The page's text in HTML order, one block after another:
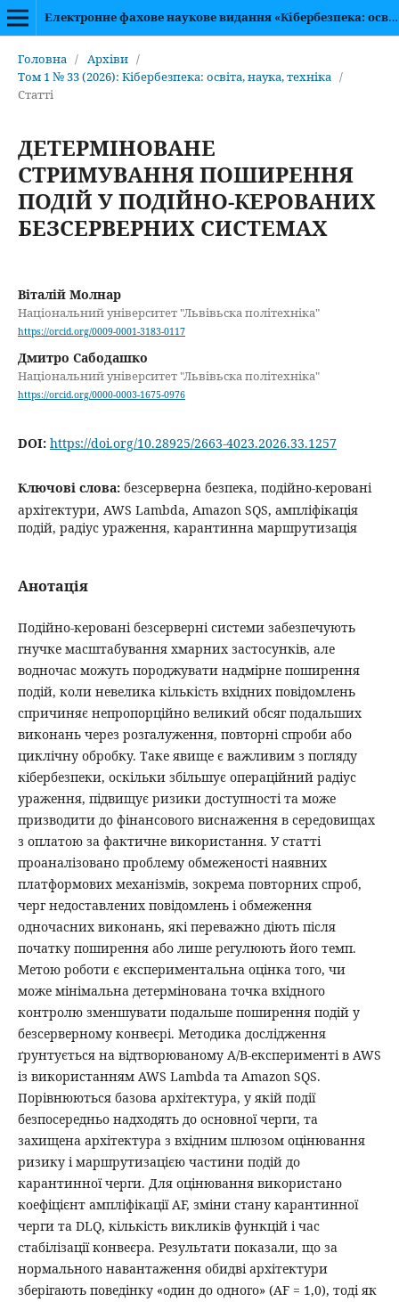
Електронне фахове наукове видання «Кібербезпека: освіта, наука, техніка»
Головна / Архіви /
Том 1 № 33 (2026): Кібербезпека: освіта, наука, техніка /
Статті
ДЕТЕРМІНОВАНЕ
СТРИМУВАННЯ ПОШИРЕННЯ
ПОДІЙ У ПОДІЙНО-КЕРОВАНИХ
БЕЗСЕРВЕРНИХ СИСТЕМАХ
Віталій Молнар
Національний університет "Львівьска політехніка"
https://orcid.org/0009-0001-3183-0117
Дмитро Сабодашко
Національний університет "Львівьска політехніка"
https://orcid.org/0000-0003-1675-0976
DOI: https://doi.org/10.28925/2663-4023.2026.33.1257
Ключові слова: безсерверна безпека, подійно-керовані
архітектури, AWS Lambda, Amazon SQS, ампліфікація
подій, радіус ураження, карантинна маршрутизація
Анотація
Подійно-керовані безсерверні системи забезпечують
гнучке масштабування хмарних застосунків, але
водночас можуть породжувати надмірне поширення
подій, коли невелика кількість вхідних повідомлень
спричиняє непропорційно великий обсяг подальших
виконань через розгалуження, повторні спроби або
циклічну обробку. Таке явище є важливим з погляду
кібербезпеки, оскільки збільшує операційний радіус
ураження, підвищує ризики доступності та може
призводити до фінансового виснаження в середовищах
з оплатою за фактичне використання. У статті
проаналізовано проблему обмеженості наявних
платформових механізмів, зокрема повторних спроб,
черг недоставлених повідомлень і обмеження
одночасних виконань, які переважно діють після
початку поширення або лише регулюють його темп.
Метою роботи є експериментальна оцінка того, чи
може мінімальна детермінована точка вхідного
контролю зменшувати подальше поширення подій у
безсерверному конвеєрі. Методика дослідження
ґрунтується на відтворюваному A/B-експерименті в AWS
із використанням AWS Lambda та Amazon SQS.
Порівнюються базова архітектура, у якій події
безпосередньо надходять до основної черги, та
захищена архітектура з вхідним шлюзом оцінювання
ризику і маршрутизацією частини подій до
карантинної черги. Для оцінювання використано
коефіцієнт ампліфікації AF, зміни стану карантинної
черги та DLQ, кількість викликів функцій і час
стабілізації конвеєра. Результати показали, що за
нормального навантаження обидві архітектури
зберігають поведінку «один до одного» (AF = 1,0), тоді як